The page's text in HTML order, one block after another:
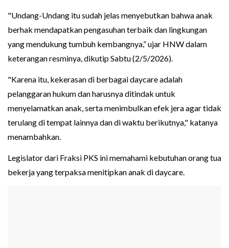
"Undang-Undang itu sudah jelas menyebutkan bahwa anak
berhak mendapatkan pengasuhan terbaik dan lingkungan
yang mendukung tumbuh kembangnya,” ujar HNW dalam
keterangan resminya, dikutip Sabtu (2/5/2026).
"Karena itu, kekerasan di berbagai daycare adalah
pelanggaran hukum dan harusnya ditindak untuk
menyelamatkan anak, serta menimbulkan efek jera agar tidak
terulang di tempat lainnya dan di waktu berikutnya," katanya
menambahkan.
Legislator dari Fraksi PKS ini memahami kebutuhan orang tua
bekerja yang terpaksa menitipkan anak di daycare.